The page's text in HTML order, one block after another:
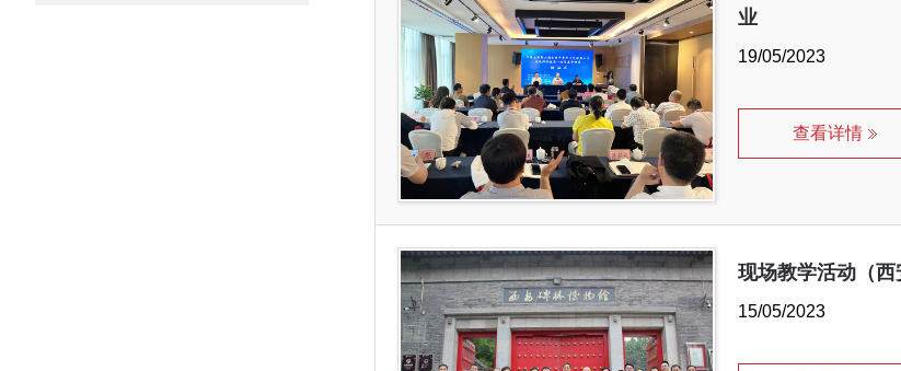
业
19/05/2023
查看详情
现场教学活动（西
15/05/2023